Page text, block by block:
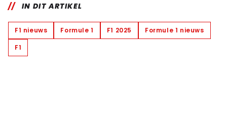
IN DIT ARTIKEL
F1 nieuws Formule 1 F1 2025
Formule 1 nieuws
F1